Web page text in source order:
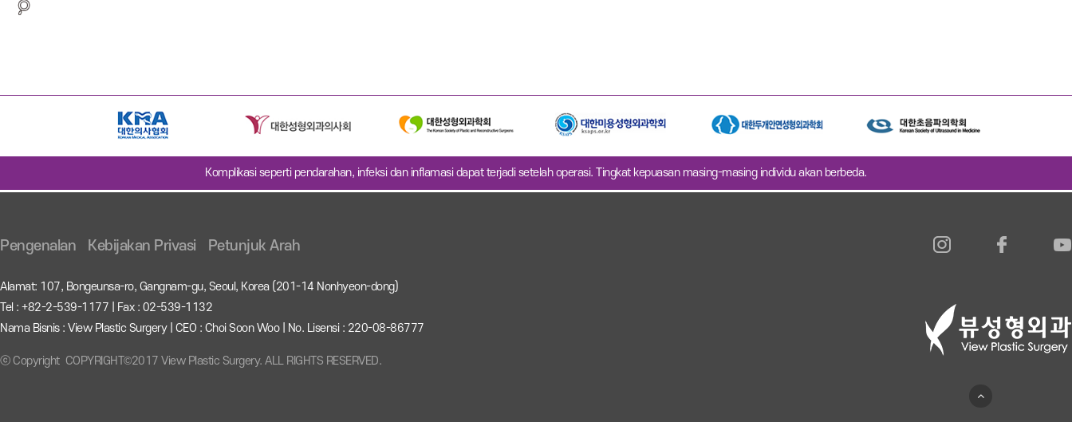
Komplikasi seperti pendarahan, infeksi dan inflamasi dapat terjadi setelah operasi. Tingkat kepuasan masing-masing individu akan berbeda.
Pengenalan Kebijakan Privasi Petunjuk Arah
Alamat: 107, Bongeunsa-ro, Gangnam-gu, Seoul, Korea (201-14 Nonhyeon-dong)
Tel : +82-2-539-1177 | Fax : 02-539-1132
Nama Bisnis : View Plastic Surgery | CEO : Choi Soon Woo | No. Lisensi : 220-08-86777
ⓒ Copyright COPYRIGHT©2017 View Plastic Surgery. ALL RIGHTS RESERVED.